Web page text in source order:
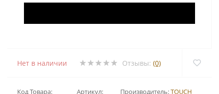
Нет в наличии Отзывы: (0)
Код Товара:
Артикул:
Производитель:TOUCH